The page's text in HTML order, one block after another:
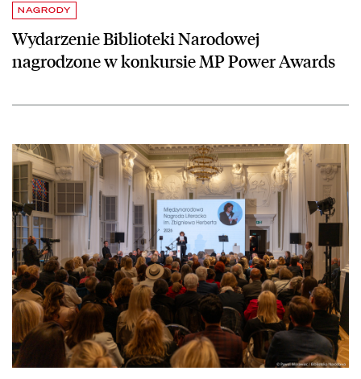
NAGRODY
Wydarzenie Biblioteki Narodowej
nagrodzone w konkursie MP Power Awards
czytaj więcej o Poezja przeciw zapomnieniu. Gala wręczenia